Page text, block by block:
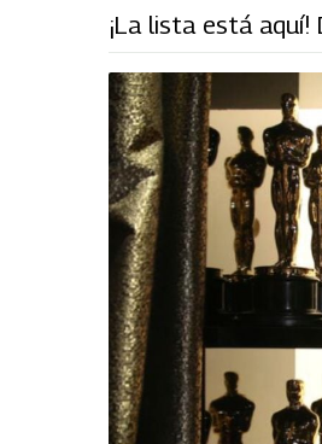
¡La lista está